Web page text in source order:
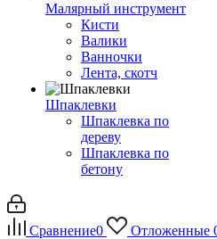
Малярный инструмент
Кисти
Валики
Ванночки
Лента, скотч
Шпаклевки
Шпаклевка по
дереву
Шпаклевка по
бетону
Сравнение0 Отложенные